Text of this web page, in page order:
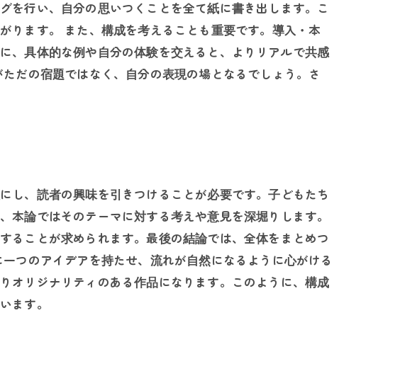
を行い、自分の思いつくことを全て紙に書き出します。こ
ります。 また、構成を考えることも重要です。導入・本
、具体的な例や自分の体験を交えると、よりリアルで共感
だの宿題ではなく、自分の表現の場となるでしょう。さ
し、読者の興味を引きつけることが必要です。子どもたち
論ではそのテーマに対する考えや意見を深堀りします。
ることが求められます。最後の結論では、全体をまとめつ
つのアイデアを持たせ、流れが自然になるように心がける
オリジナリティのある作品になります。このように、構成
ます。